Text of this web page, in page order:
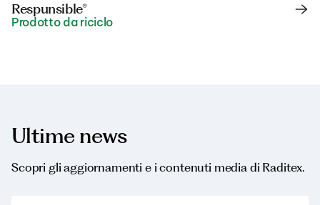
Respunsible®
Prodotto da riciclo
Ultime news
Scopri gli aggiornamenti e i contenuti media di Raditex.